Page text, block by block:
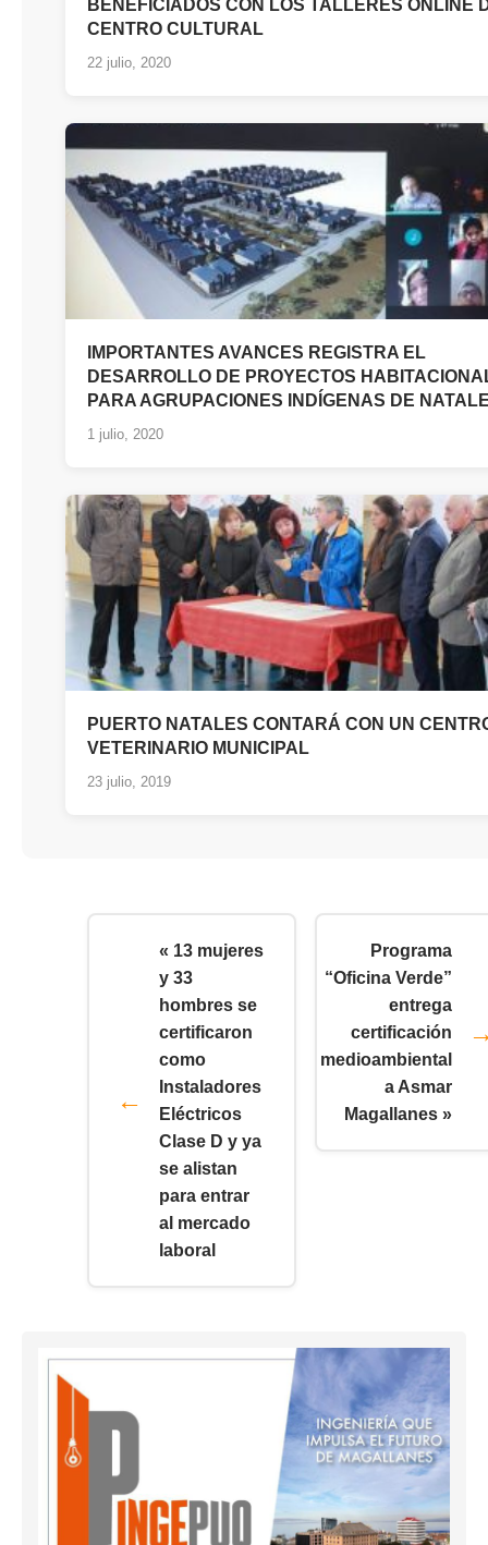
BENEFICIADOS CON LOS TALLERES ONLINE
CENTRO CULTURAL
22 julio, 2020
IMPORTANTES AVANCES REGISTRA EL
DESARROLLO DE PROYECTOS
PARA AGRUPACIONES INDÍGENAS DE
1 julio, 2020
PUERTO NATALES CONTARÁ CON UN
VETERINARIO MUNICIPAL
23 julio, 2019
« 13 mujeres
y 33
hombres se
certificaron
como
Instaladores
Eléctricos
Clase D y ya
se alistan
para entrar
al mercado
laboral
Programa
“Oficina Verde”
entrega
certificación
medioambiental
a Asmar
Magallanes »